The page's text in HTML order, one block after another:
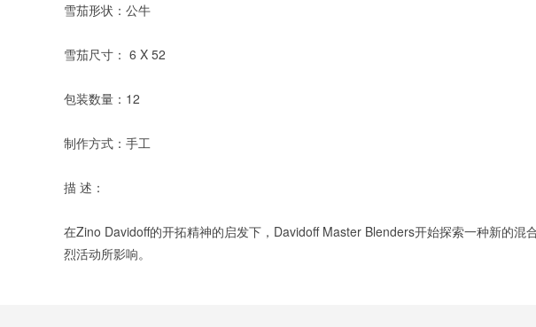
雪茄形状：公牛
雪茄尺寸： 6 X 52
包装数量：12
制作方式：手工
描 述：
在Zino Davidoff的开拓精神的启发下，Davidoff Master Blenders开始探索一种新的
烈活动所影响。